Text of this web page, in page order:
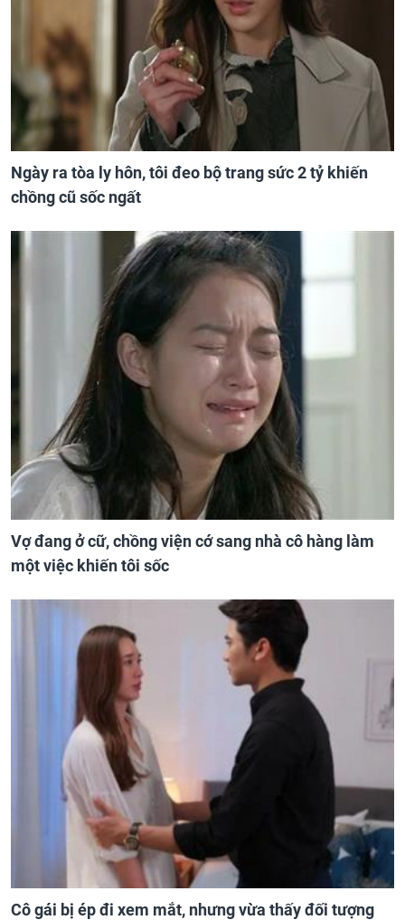
Ngày ra tòa ly hôn, tôi đeo bộ trang sức 2 tỷ khiến
chồng cũ sốc ngất
Vợ đang ở cữ, chồng viện cớ sang nhà cô hàng làm
một việc khiến tôi sốc
Cô gái bị ép đi xem mắt, nhưng vừa thấy đối tượng